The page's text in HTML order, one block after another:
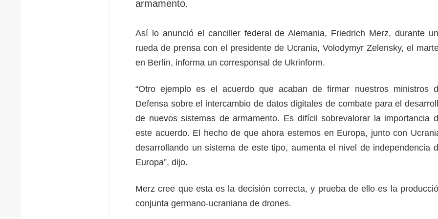
armamento.
Así lo anunció el canciller federal de Alemania, Friedrich Merz, durante
rueda de prensa con el presidente de Ucrania, Volodymyr Zelensky, el
en Berlín, informa un corresponsal de Ukrinform.
“Otro ejemplo es el acuerdo que acaban de firmar nuestros ministros
Defensa sobre el intercambio de datos digitales de combate para el
de nuevos sistemas de armamento. Es difícil sobrevalorar la importancia
este acuerdo. El hecho de que ahora estemos en Europa, junto con
desarrollando un sistema de este tipo, aumenta el nivel de independencia
Europa”, dijo.
Merz cree que esta es la decisión correcta, y prueba de ello es la
conjunta germano-ucraniana de drones.